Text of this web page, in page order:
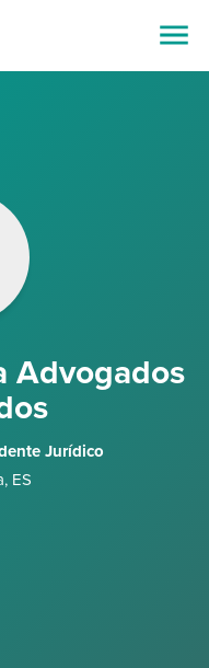
Advogados
Jurídico
, ES